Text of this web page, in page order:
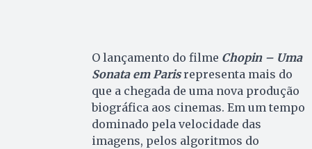
O lançamento do filme Chopin – Uma
Sonata em Parisrepresenta mais do
que a chegada de uma nova produção
biográfica aos cinemas. Em um tempo
dominado pela velocidade das
imagens, pelos algoritmos do